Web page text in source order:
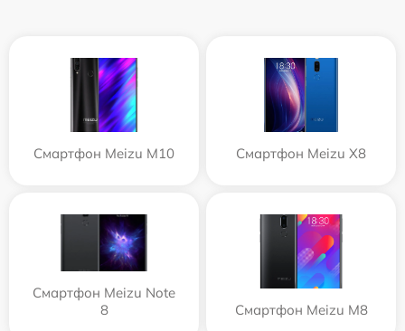
Смартфон Meizu M10 Смартфон Meizu X8
Смартфон Meizu Note
8
Смартфон Meizu M8